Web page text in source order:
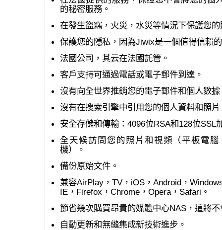
的秘密服務。
在發生盜竊，火災，水災等情況下保護您
保護您的隱私，因為Jiwix是一個值得信賴
法國公司，其云在法國託管。
客戶支持可通過電話或電子郵件到達。
沒有向全世界推銷您的電子郵件和個人數據
沒有在搜索引擎中引用您的個人資料和照片
安全存儲和傳輸：4096位RSA和128位SSL
全天候訪問您的照片和視頻（平板電
機）。
備份原始文件。
兼容AirPlay，TV，iOS，Android，
IE，Firefox，Chrome，Opera，Safari。
節省幾次購買昂貴的媒體中心NAS，這將
自動更新和無縫集成新技術進步。